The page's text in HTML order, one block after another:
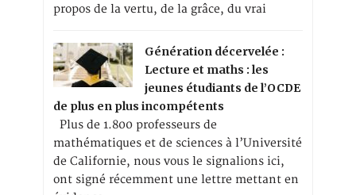
propos de la vertu, de la grâce, du vrai
Génération décervelée :
Lecture et maths : les
jeunes étudiants de l’OCDE
de plus en plus incompétents
Plus de 1.800 professeurs de
mathématiques et de sciences à l’Université
de Californie, nous vous le signalions ici,
ont signé récemment une lettre mettant en